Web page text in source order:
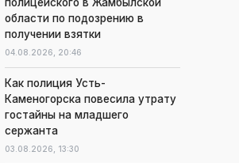
области по подозрению в
получении взятки
04.08.2026, 20:46
Как полиция Усть-
Каменогорска повесила утрату
гостайны на младшего
сержанта
03.08.2026, 13:30